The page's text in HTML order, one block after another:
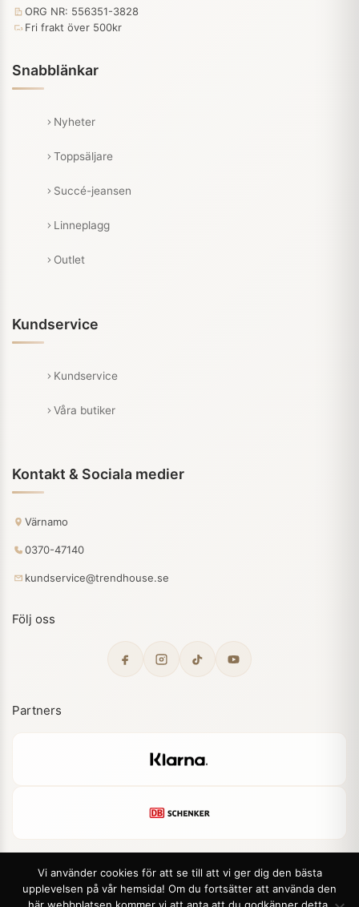
ORG NR: 556351-3828
Fri frakt över 500kr
Snabblänkar
Nyheter
Toppsäljare
Succé-jeansen
Linneplagg
Outlet
Kundservice
Kundservice
Våra butiker
Kontakt & Sociala medier
Värnamo
0370-47140
kundservice@trendhouse.se
Följ oss
Partners
© 2026 Trendhouse. Alla rättigheter förbehållna.
Vi använder cookies för att se till att vi ger dig den bästa
upplevelsen på vår hemsida! Om du fortsätter att använda den